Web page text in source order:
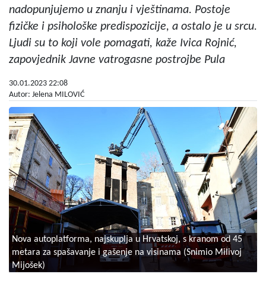
nadopunjujemo u znanju i vještinama. Postoje
fizičke i psihološke predispozicije, a ostalo je u srcu.
Ljudi su to koji vole pomagati, kaže Ivica Rojnić,
zapovjednik Javne vatrogasne postrojbe Pula
30.01.2023 22:08
Autor: Jelena MILOVIĆ
Nova autoplatforma, najskuplja u Hrvatskoj, s kranom od 45
metara za spašavanje i gašenje na visinama (Snimio Milivoj
Mijošek)